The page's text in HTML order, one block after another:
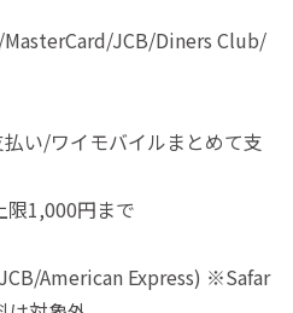
MasterCard/JCB/Diners Club/
い/ワイモバイルまとめて支
限1,000円まで
American Express) ※Safar